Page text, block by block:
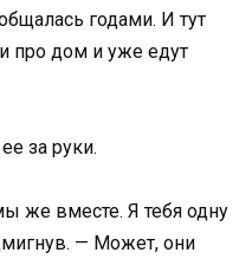
годами. И тут
про дом и уже едут
за руки.
же вместе. Я тебя одну
— Может, они